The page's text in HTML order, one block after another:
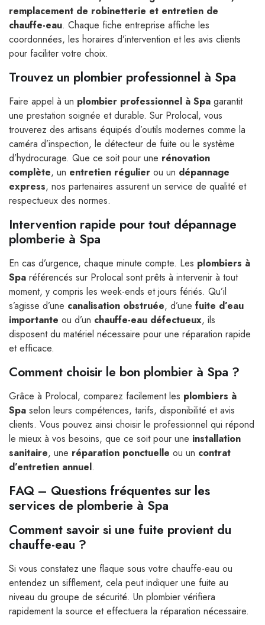
remplacement de robinetterie et entretien de
chauffe-eau. Chaque fiche entreprise affiche les
coordonnées, les horaires d’intervention et les avis clients
pour faciliter votre choix.
Trouvez un plombier professionnel à Spa
Faire appel à un plombier professionnel à Spa garantit
une prestation soignée et durable. Sur Prolocal, vous
trouverez des artisans équipés d’outils modernes comme la
caméra d’inspection, le détecteur de fuite ou le système
d’hydrocurage. Que ce soit pour une rénovation
complète, un entretien régulier ou un dépannage
express, nos partenaires assurent un service de qualité et
respectueux des normes.
Intervention rapide pour tout dépannage
plomberie à Spa
En cas d’urgence, chaque minute compte. Les plombiers à
Spa référencés sur Prolocal sont prêts à intervenir à tout
moment, y compris les week-ends et jours fériés. Qu’il
s’agisse d’une canalisation obstruée, d’une fuite d’eau
importante ou d’un chauffe-eau défectueux, ils
disposent du matériel nécessaire pour une réparation rapide
et efficace.
Comment choisir le bon plombier à Spa ?
Grâce à Prolocal, comparez facilement les plombiers à
Spa selon leurs compétences, tarifs, disponibilité et avis
clients. Vous pouvez ainsi choisir le professionnel qui répond
le mieux à vos besoins, que ce soit pour une installation
sanitaire, une réparation ponctuelle ou un contrat
d’entretien annuel.
FAQ – Questions fréquentes sur les
services de plomberie à Spa
Comment savoir si une fuite provient du
chauffe-eau ?
Si vous constatez une flaque sous votre chauffe-eau ou
entendez un sifflement, cela peut indiquer une fuite au
niveau du groupe de sécurité. Un plombier vérifiera
rapidement la source et effectuera la réparation nécessaire.